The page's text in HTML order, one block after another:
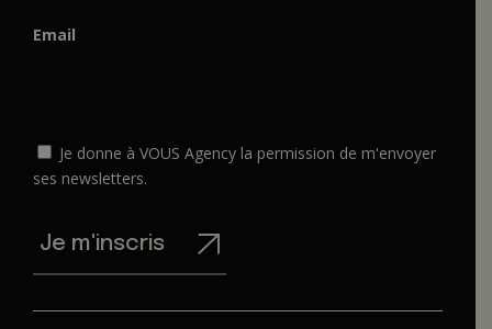
Email
Je donne à VOUS Agency la permission de m'envoyer
ses newsletters.
Je m'inscris